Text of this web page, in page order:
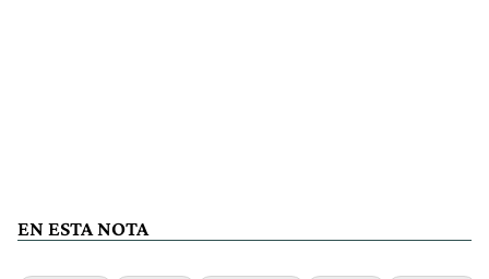
EN ESTA NOTA